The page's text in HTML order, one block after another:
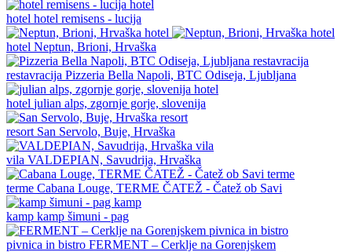
hotel hotel remisens - lucija
hotel Neptun, Brioni, Hrvaška
restavracija Pizzeria Bella Napoli, BTC Odiseja, Ljubljana
hotel julian alps, zgornje gorje, slovenija
resort San Servolo, Buje, Hrvaška
vila VALDEPIAN, Savudrija, Hrvaška
terme Cabana Louge, TERME ČATEŽ - Čatež ob Savi
kamp kamp šimuni - pag
pivnica in bistro FERMENT – Cerklje na Gorenjskem